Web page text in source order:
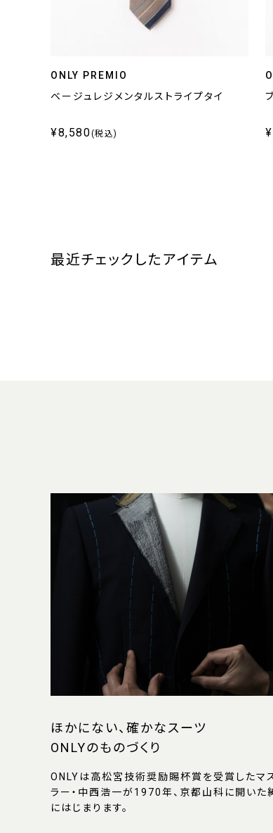
ONLY PREMIO
ベージュレジメンタルストライプタイ
¥8,580(税込)
最近チェックしたアイテム
ほかにない、確かなスーツ
ONLYのものづくり
ONLYは高松宮技術奨励賜杯賞を受賞したマ
ラー・中西浩一が1970年、京都山科に開いた
にはじまります。